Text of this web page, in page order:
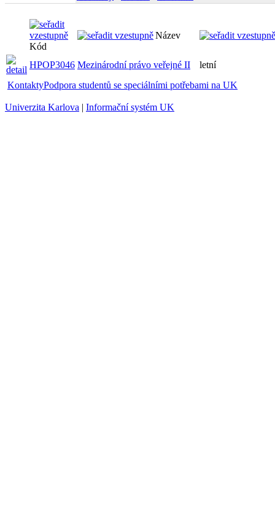
Kód
Název
HPOP3046 Mezinárodní právo veřejné II
letní
KontaktyPodpora studentů se speciálními potřebami na UK
Univerzita Karlova | Informační systém UK